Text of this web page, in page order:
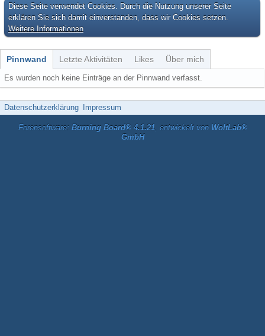
Diese Seite verwendet Cookies. Durch die Nutzung unserer Seite
erklären Sie sich damit einverstanden, dass wir Cookies setzen.
Weitere Informationen
Pinnwand Letzte Aktivitäten Likes Über mich
Es wurden noch keine Einträge an der Pinnwand verfasst.
Datenschutzerklärung Impressum
Forensoftware: Burning Board® 4.1.21, entwickelt von WoltLab®
GmbH